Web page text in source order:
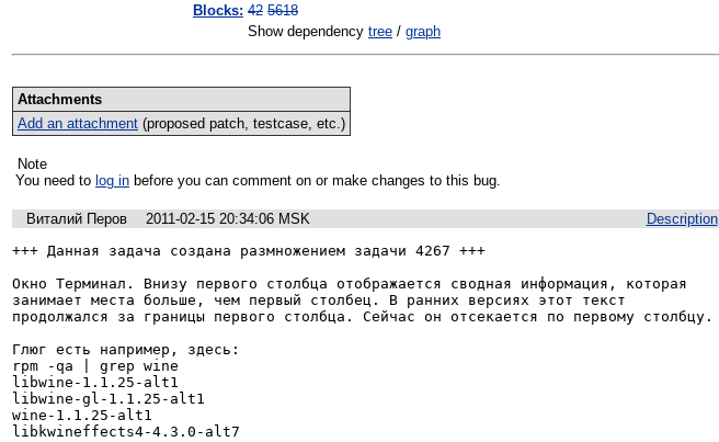
Blocks: 42 5618
Show dependency tree / graph
Attachments
Add an attachment(proposed patch, testcase, etc.)
Note
You need to log in before you can comment on or make changes to this bug.
Description
Виталий Перов
2011-02-15 20:34:06 MSK
+++ Данная задача создана размножением задачи 4267 +++
Окно Терминал. Внизу первого столбца отображается сводная информация, которая
занимает места больше, чем первый столбец. В ранних версиях этот текст
продолжался за границы первого столбца. Сейчас он отсекается по первому столбцу.
Глюг есть например, здесь:
rpm -qa | grep wine
libwine-1.1.25-alt1
libwine-gl-1.1.25-alt1
wine-1.1.25-alt1
libkwineffects4-4.3.0-alt7